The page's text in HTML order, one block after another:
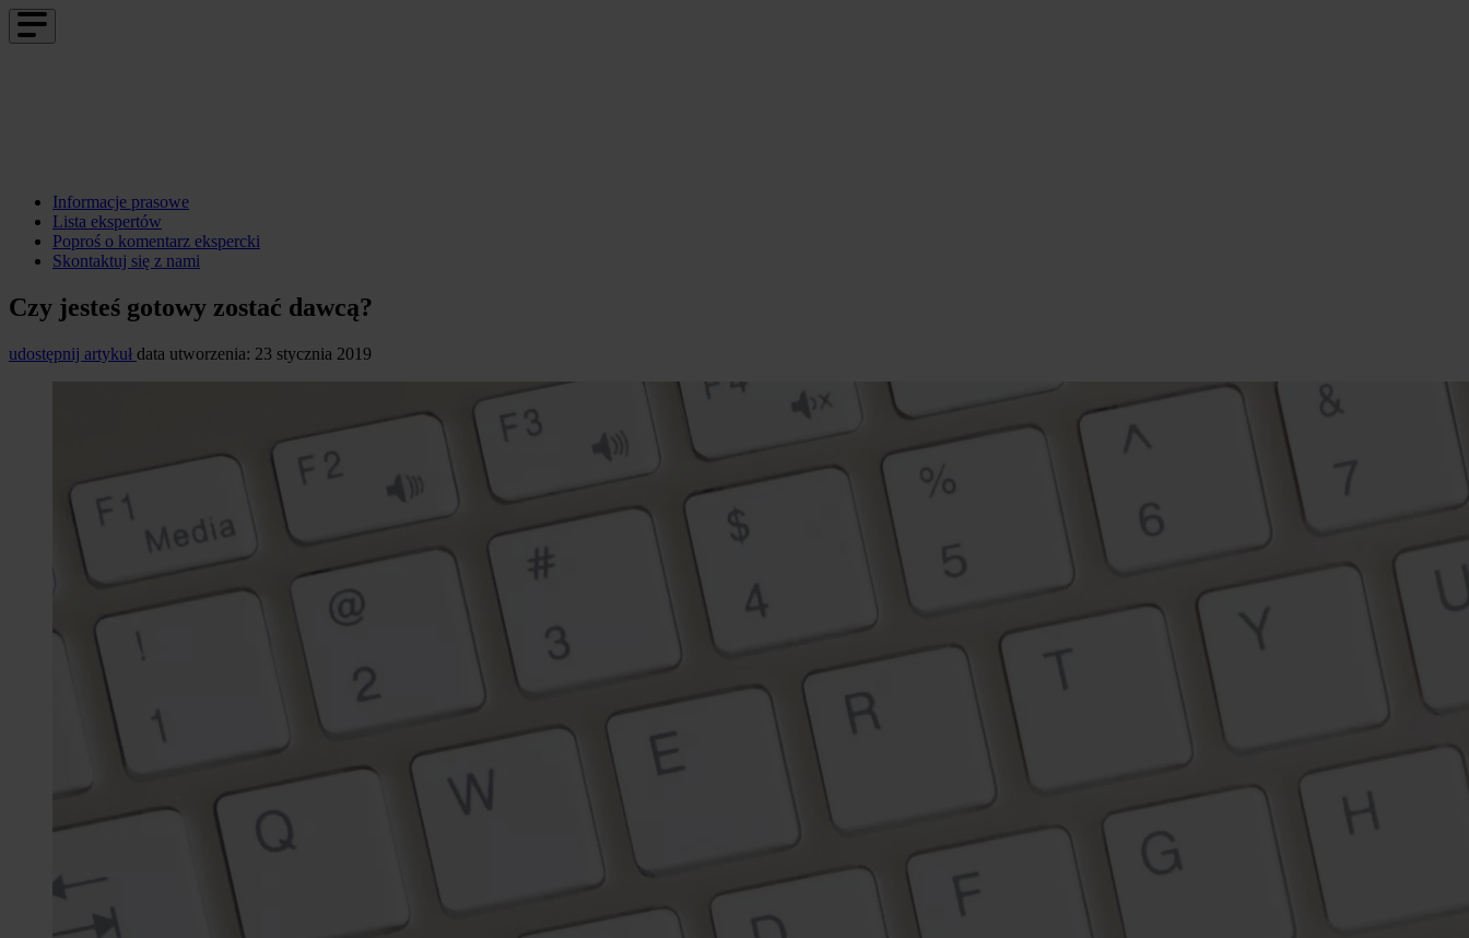
Informacje prasowe
Lista ekspertów
Poproś o komentarz ekspercki
Skontaktuj się z nami
Czy jesteś gotowy zostać dawcą?
udostępnij artykuł data utworzenia: 23 stycznia 2019